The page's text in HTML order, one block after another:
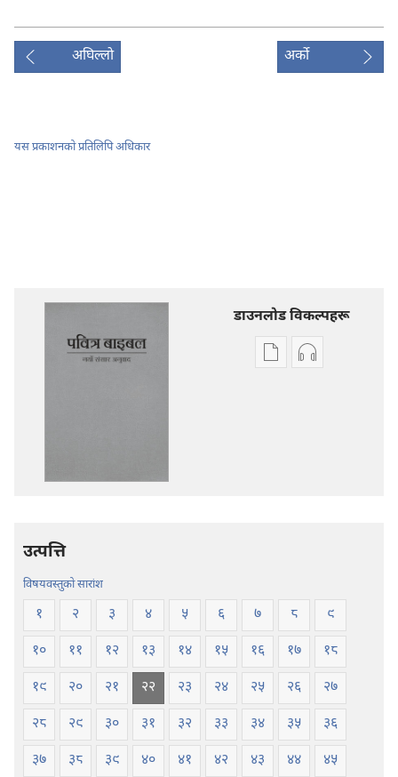
अघिल्लो अर्को
यस प्रकाशनको प्रतिलिपि अधिकार
डाउनलोड विकल्पहरू
प्रकाशन अडियो
उत्पत्ति
विषयवस्तुको सारांश
१ २ ३ ४ ५ ६ ७ ८
९
१०
११ १२ १३ १४ १५ १६ १७
१८
१९
२० २१ २२ २३ २४ २५ २६
२७
२८
२९ ३० ३१ ३२ ३३ ३४ ३५
३६
३७
३८ ३९ ४० ४१ ४२ ४३ ४४
४५